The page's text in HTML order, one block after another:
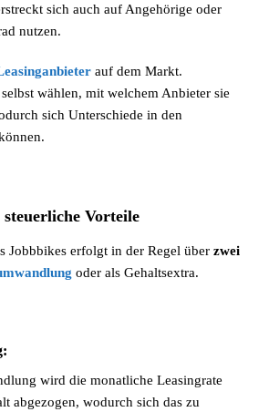
sich auch auf Angehörige oder
nutzen.
auf dem Markt.
wählen, mit welchem Anbieter sie
sich Unterschiede in den
Vorteile
Jobbbikes erfolgt in der Regel über zwei
oder als Gehaltsextra.
wird die monatliche Leasingrate
abgezogen, wodurch sich das zu